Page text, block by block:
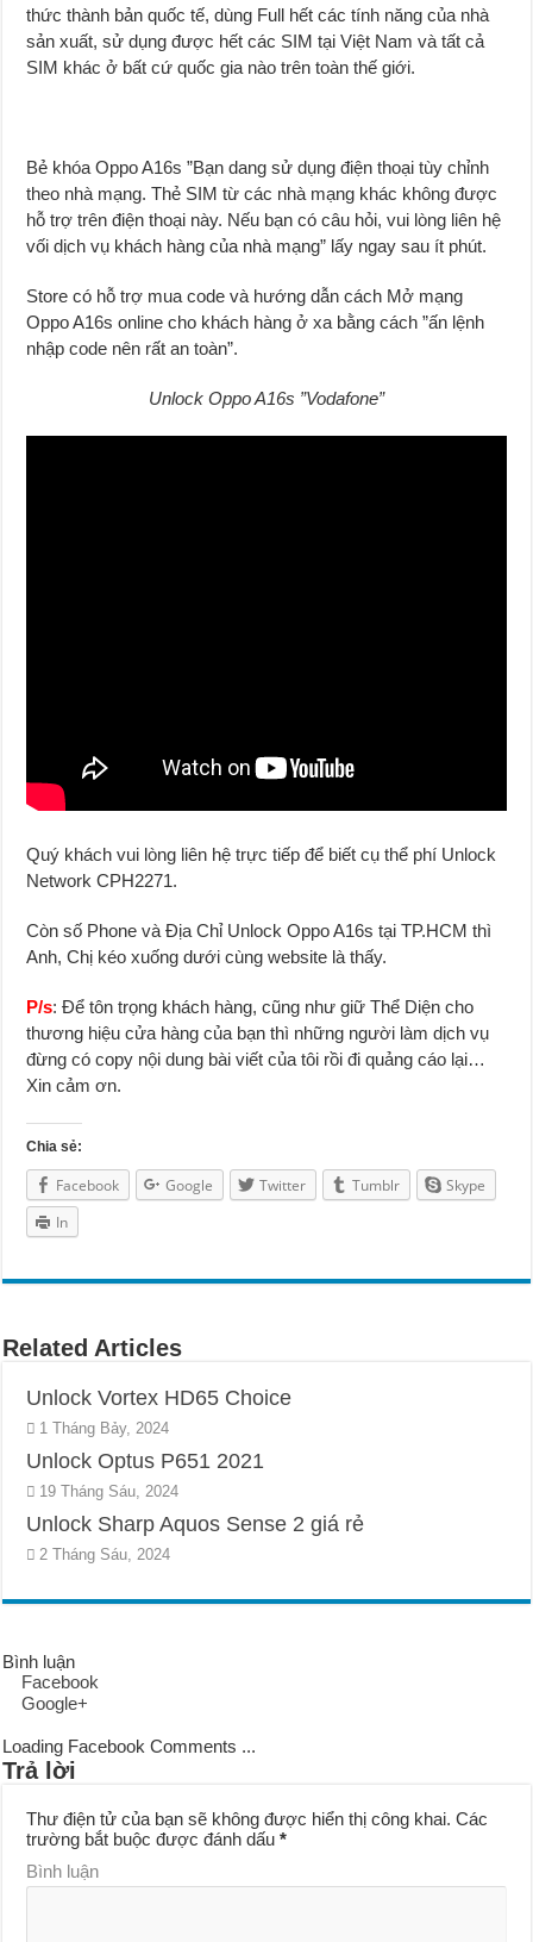
thức thành bản quốc tế, dùng Full hết các tính năng của nhà
sản xuất, sử dụng được hết các SIM tại Việt Nam và tất cả
SIM khác ở bất cứ quốc gia nào trên toàn thế giới.
Bẻ khóa Oppo A16s ”Bạn dang sử dụng điện thoại tùy chỉnh
theo nhà mạng. Thẻ SIM từ các nhà mạng khác không được
hỗ trợ trên điện thoại này. Nếu bạn có câu hỏi, vui lòng liên hệ
vối dịch vụ khách hàng của nhà mạng” lấy ngay sau ít phút.
Store có hỗ trợ mua code và hướng dẫn cách Mở mạng
Oppo A16s online cho khách hàng ở xa bằng cách ”ấn lệnh
nhập code nên rất an toàn”.
Unlock Oppo A16s ”Vodafone”
Quý khách vui lòng liên hệ trực tiếp để biết cụ thể phí Unlock
Network CPH2271.
Còn số Phone và Địa Chỉ Unlock Oppo A16s tại TP.HCM thì
Anh, Chị kéo xuống dưới cùng website là thấy.
P/s: Để tôn trọng khách hàng, cũng như giữ Thể Diện cho
thương hiệu cửa hàng của bạn thì những người làm dịch vụ
đừng có copy nội dung bài viết của tôi rồi đi quảng cáo lại…
Xin cảm ơn.
Chia sẻ:
Facebook Google Twitter Tumblr
Skype
In
Related Articles
Unlock Vortex HD65 Choice
1 Tháng Bảy, 2024
Unlock Optus P651 2021
19 Tháng Sáu, 2024
Unlock Sharp Aquos Sense 2 giá rẻ
2 Tháng Sáu, 2024
Bình luận
Facebook
Google+
Loading Facebook Comments ...
Trả lời
Thư điện tử của bạn sẽ không được hiển thị công khai. Các
trường bắt buộc được đánh dấu*
Bình luận